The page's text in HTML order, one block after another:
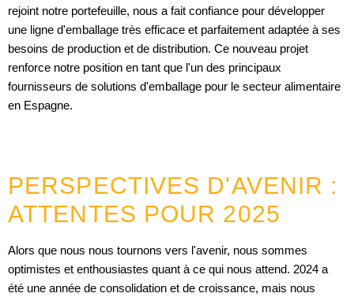
rejoint notre portefeuille, nous a fait confiance pour développer
une ligne d'emballage très efficace et parfaitement adaptée à ses
besoins de production et de distribution. Ce nouveau projet
renforce notre position en tant que l'un des principaux
fournisseurs de solutions d'emballage pour le secteur alimentaire
en Espagne.
PERSPECTIVES D'AVENIR :
ATTENTES POUR 2025
Alors que nous nous tournons vers l'avenir, nous sommes
optimistes et enthousiastes quant à ce qui nous attend. 2024 a
été une année de consolidation et de croissance, mais nous